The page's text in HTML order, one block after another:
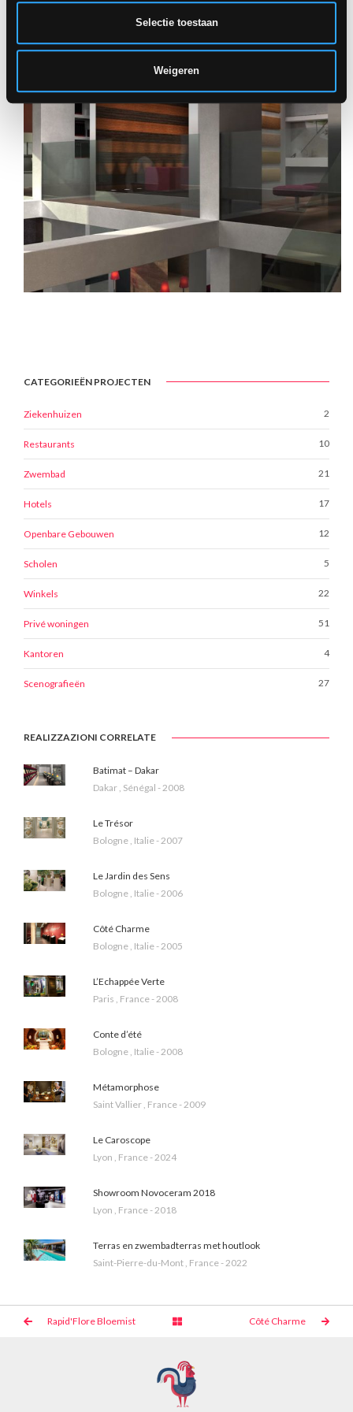
Selectie toestaan
Weigeren
CATEGORIEËN PROJECTEN
Ziekenhuizen 2
Restaurants 10
Zwembad 21
Hotels 17
Openbare Gebouwen 12
Scholen 5
Winkels 22
Privé woningen 51
Kantoren 4
Scenografieën 27
REALIZZAZIONI CORRELATE
Batimat – Dakar
Dakar , Sénégal - 2008
Le Trésor
Bologne , Italie - 2007
Le Jardin des Sens
Bologne , Italie - 2006
Côté Charme
Bologne , Italie - 2005
L’Echappée Verte
Paris , France - 2008
Conte d’été
Bologne , Italie - 2008
Métamorphose
Saint Vallier , France - 2009
Le Caroscope
Lyon , France - 2024
Showroom Novoceram 2018
Lyon , France - 2018
Terras en zwembadterras met houtlook
Saint-Pierre-du-Mont , France - 2022
Rapid'Flore Bloemist Côté Charme